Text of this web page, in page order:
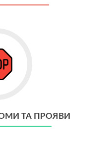
симптоми
ТА ПРОЯВИ